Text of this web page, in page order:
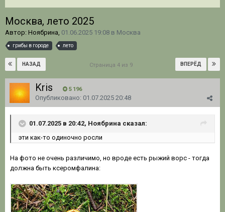
Москва, лето 2025
Автор: Ноябрина, 01.06.2025 19:08 в Москва
грибы в городе лето
НАЗАД ВПЕРЁД
Страница 4 из 9
Kris 5 196
Опубликовано: 01.07.2025 20:48
01.07.2025 в 20:42, Ноябрина сказал:
эти как-то одиночно росли
На фото не очень различимо, но вроде есть рыжий ворс - тогда
должна быть ксеромфалина: